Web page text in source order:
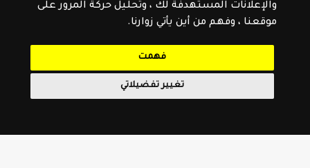
والإعلانات المستهدفة لك ، وتحليل حركة المرور على
موقعنا ، وفهم من أين يأتي زوارنا.
فهمت
تغيير تفضيلاتي